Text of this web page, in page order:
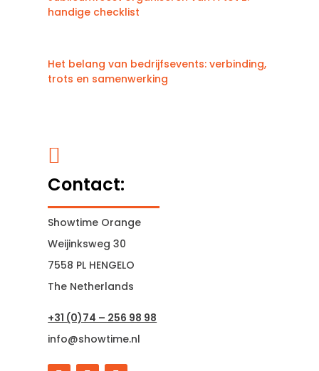
handige checklist
Het belang van bedrijfsevents: verbinding,
trots en samenwerking

Contact:
Showtime Orange
Weijinksweg 30
7558 PL HENGELO
The Netherlands
+31 (0)74 – 256 98 98
info@showtime.nl